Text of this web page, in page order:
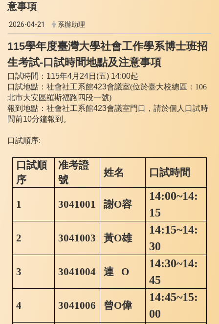
意事項
2026-04-21 系辦助理
115學年度臺灣大學社會工作學系博士班招
生考試-口試時間地點及注意事項
口試時間： 115年4月 24日 (五) 14:00起
口試地點：社會社工系館423會議室(位於臺大校總區：106
北市大安區羅斯福路四段一號)
報到地點：社會社工系館423會議室門口，請於個人口試時
間前10分鐘報到。
口試順序:
口試順
序
准考證
號
姓名 口試時間
1 3041001 謝O容
14:00~14:
15
2 3041003 黃O雄
14:15~14:
30
3 3041004 連 O
14:30~14:
45
4 3041006 曾O偉
14:45~15:
00